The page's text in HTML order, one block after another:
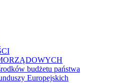
budżetu państwa
Europejskich